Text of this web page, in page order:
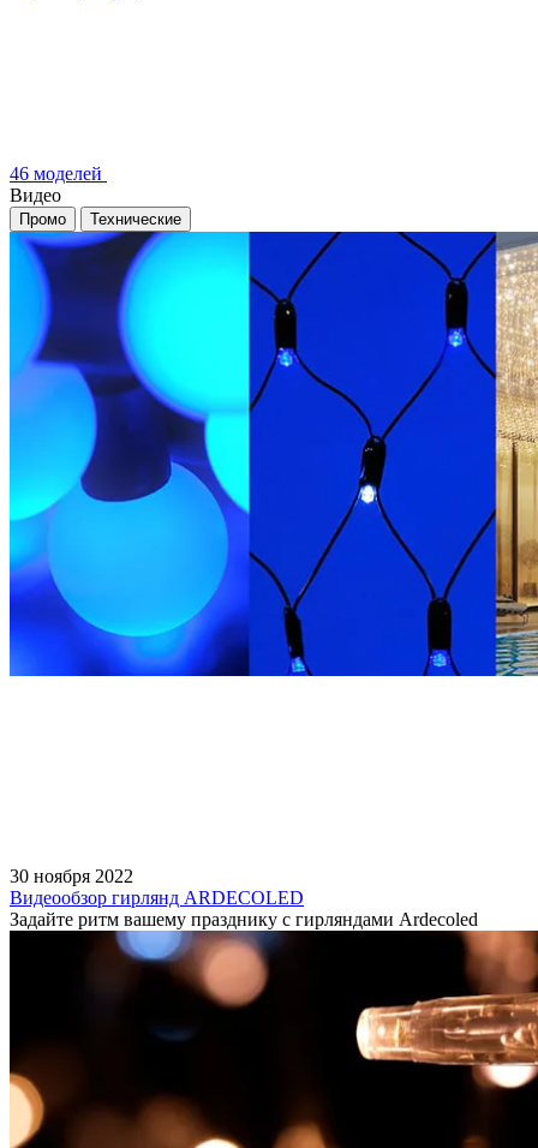
46 моделей
Видео
Промо Технические
30 ноября 2022
Видеообзор гирлянд ARDECOLED
Задайте ритм вашему празднику с гирляндами Ardecoled